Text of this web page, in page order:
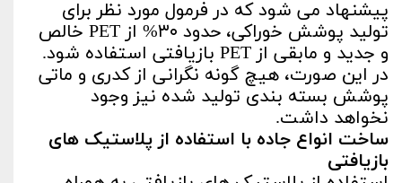
پیشنهاد می شود که در فرمول مورد نظر برای
تولید پوشش خوراکی، حدود ۳۰% از PET خالص
و جدید و مابقی از PET بازیافتی استفاده شود.
در این صورت، هیچ گونه نگرانی از کدری و ماتی
پوشش بسته بندی تولید شده نیز وجود
نخواهد داشت.
ساخت انواع جاده با استفاده از پلاستیک های
بازیافتی